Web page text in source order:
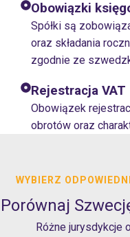
Obowiązki
Spółki są
oraz składania
zgodnie ze
Rejestracja VAT
Obowiązek
obrotów oraz
WYBIERZ
Porównaj
Różne jurysdykcje